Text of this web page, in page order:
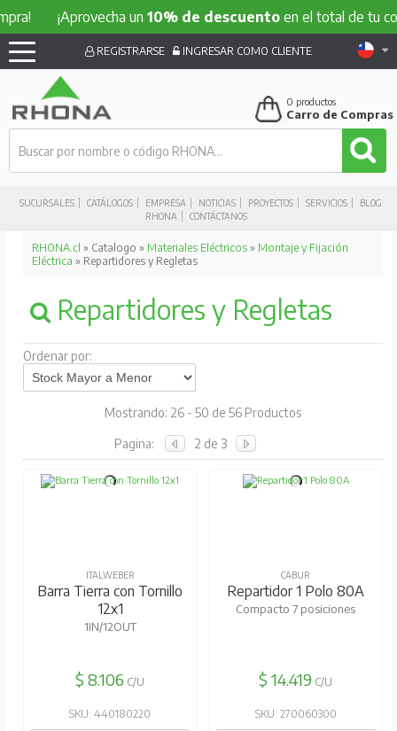
¡Aprovecha un10% de descuentoen el total de tu
SUCURSALES CATÁLOGOS EMPRESA NOTICIAS PROYECTOS SERVICIOS
BLOG
RHONA
CONTÁCTANOS
REGISTRARSE INGRESAR COMO CLIENTE
0 productos
Carro de Compras
RHONA.cl » Catalogo » Materiales Eléctricos» Montaje y Fijación
Eléctrica » Repartidores y Regletas
Repartidores y Regletas
Ordenar por:
Mostrando: 26 - 50 de 56 Productos
Pagina: 2 de 3
ITALWEBER
Barra Tierra con Tornillo
12x1
1IN/12OUT
$ 8.106 C/U
SKU: 440180220
CABUR
Repartidor 1 Polo 80A
Compacto 7 posiciones
$ 14.419 C/U
SKU: 270060300